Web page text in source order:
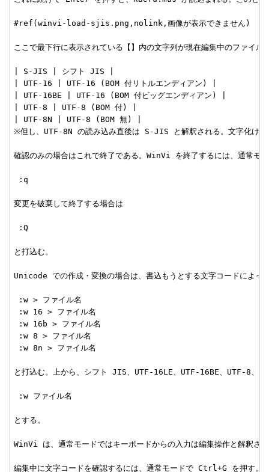
#ref(winvi-load-sjis.png,nolink,画像が表示できません)
ここで最下行に表示されている【】内の文字列が現在編集中のファイ
| S-JIS | シフト JIS |
| UTF-16 | UTF-16 (BOM 付リトルエンディアン) |
| UTF-16BE | UTF-16 (BOM 付ビッグエンディアン) |
| UTF-8 | UTF-8 (BOM 付) |
| UTF-8N | UTF-8 (BOM 無) |
※但し、UTF-8N の読み込み直後は S-JIS と解釈される。文字化け
確認のみの場合はこれで終了である。WinVi を終了するには、通常モ
:q
変更を破棄して終了する場合は
:Q
と打込む。
Unicode での作成・変換の場合は、書込もうとする文字コードによっ
:w > ファイル名
:w 16 > ファイル名
:w 16b > ファイル名
:w 8 > ファイル名
:w 8n > ファイル名
と打込む。上から、シフト JIS、UTF-16LE、UTF-16BE、UTF-8、
:w ファイル名
とする。
WinVi は、通常モードではキーボードからの入力は編集操作と解釈
編集中に文字コードを確認するには、通常モードで Ctrl+G を押す